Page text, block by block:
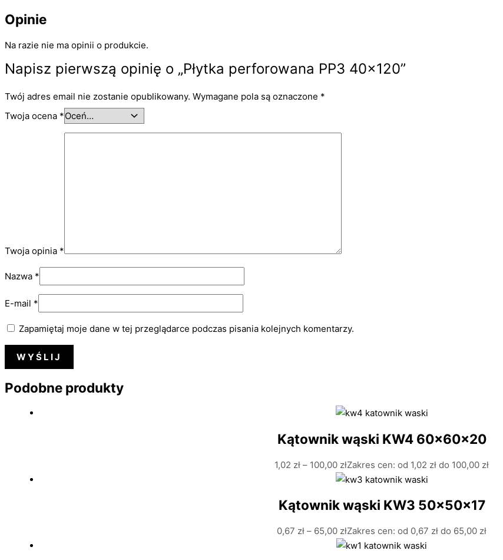
Opinie
Na razie nie ma opinii o produkcie.
Napisz pierwszą opinię o „Płytka perforowana PP3 40×120”
Twój adres email nie zostanie opublikowany. Wymagane pola są oznaczone *
Twoja ocena *
Twoja opinia *
Nazwa *
E-mail *
Zapamiętaj moje dane w tej przeglądarce podczas pisania kolejnych komentarzy.
Podobne produkty
Kątownik wąski KW4 60x60x20
1,02 zł – 100,00 złZakres cen: od 1,02 zł do 100,00 zł
Kątownik wąski KW3 50x50x17
0,67 zł – 65,00 złZakres cen: od 0,67 zł do 65,00 zł